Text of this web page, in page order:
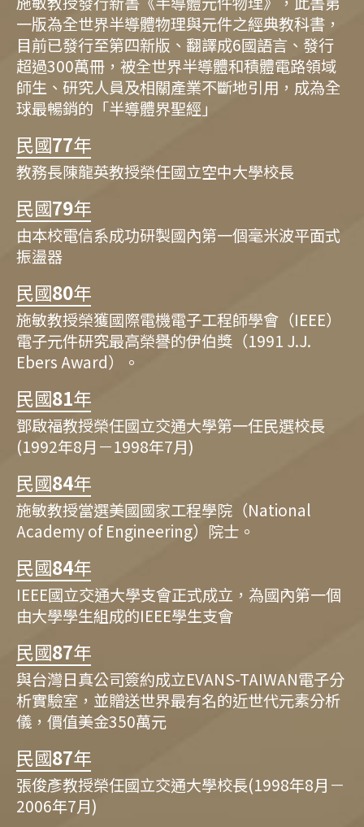
一版為全世界半導體物理與元件之經典教科書，
目前已發行至第四新版、翻譯成6國語言、發行
超過300萬冊，被全世界半導體和積體電路領域
師生、研究人員及相關產業不斷地引用，成為全
球最暢銷的「半導體界聖經」
民國77年
教務長陳龍英教授榮任國立空中大學校長
民國79年
由本校電信系成功研製國內第一個毫米波平面式
振盪器
民國80年
施敏教授榮獲國際電機電子工程師學會（IEEE）
電子元件研究最高榮譽的伊伯獎（1991 J.J.
Ebers Award）。
民國81年
鄧啟福教授榮任國立交通大學第一任民選校長
(1992年8月－1998年7月)
民國84年
施敏教授當選美國國家工程學院（National
Academy of Engineering）院士。
民國84年
IEEE國立交通大學支會正式成立，為國內第一個
由大學學生組成的IEEE學生支會
民國87年
與台灣日真公司簽約成立EVANS-TAIWAN電子分
析實驗室，並贈送世界最有名的近世代元素分析
儀，價值美金350萬元
民國87年
張俊彥教授榮任國立交通大學校長(1998年8月－
2006年7月)